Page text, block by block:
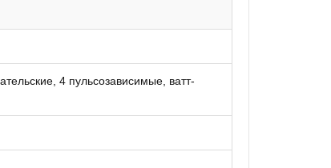
4 пульсозависимые, ватт-